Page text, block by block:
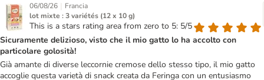
06/08/26 | Francia
lot mixte : 3 variétés (12 x 10 g)
This is a stars rating area from zero to 5: 5/5
Sicuramente delizioso, visto che il mio gatto lo ha accolto con
particolare golosità!
Già amante di diverse leccornie cremose dello stesso tipo, il mio gatto
accoglie questa varietà di snack creata da Feringa con un entusiasmo